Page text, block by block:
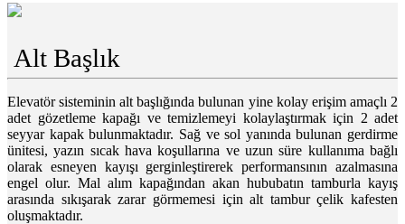
Alt Başlık
Elevatör sisteminin alt başlığında bulunan yine kolay erişim amaçlı 2
adet gözetleme kapağı ve temizlemeyi kolaylaştırmak için 2 adet
seyyar kapak bulunmaktadır. Sağ ve sol yanında bulunan gerdirme
ünitesi, yazın sıcak hava koşullarına ve uzun süre kullanıma bağlı
olarak esneyen kayışı gerginleştirerek performansının azalmasına
engel olur. Mal alım kapağından akan hububatın tamburla kayış
arasında sıkışarak zarar görmemesi için alt tambur çelik kafesten
oluşmaktadır.